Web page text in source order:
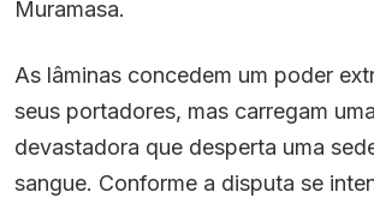
Muramasa.
As lâminas concedem um poder
seus portadores, mas carregam
devastadora que desperta uma
sangue. Conforme a disputa se